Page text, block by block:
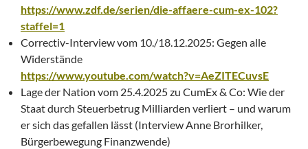
https://www.zdf.de/serien/die-affaere-cum-ex-102?
staffel=1
Correctiv-Interview vom 10./18.12.2025: Gegen alle
Widerstände
https://www.youtube.com/watch?v=AeZITECuvsE
Lage der Nation vom 25.4.2025 zu CumEx & Co: Wie der
Staat durch Steuerbetrug Milliarden verliert – und warum
er sich das gefallen lässt (Interview Anne Brorhilker,
Bürgerbewegung Finanzwende)